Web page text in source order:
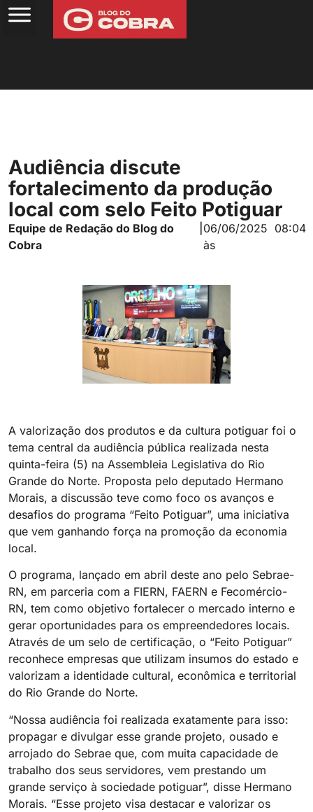
Audiência discute
fortalecimento da produção
local com selo Feito Potiguar
Equipe de Redação do Blog do
Cobra
06/06/2025
às
08:04
A valorização dos produtos e da cultura potiguar foi o
tema central da audiência pública realizada nesta
quinta-feira (5) na Assembleia Legislativa do Rio
Grande do Norte. Proposta pelo deputado Hermano
Morais, a discussão teve como foco os avanços e
desafios do programa “Feito Potiguar”, uma iniciativa
que vem ganhando força na promoção da economia
local.
O programa, lançado em abril deste ano pelo Sebrae-
RN, em parceria com a FIERN, FAERN e Fecomércio-
RN, tem como objetivo fortalecer o mercado interno e
gerar oportunidades para os empreendedores locais.
Através de um selo de certificação, o “Feito Potiguar”
reconhece empresas que utilizam insumos do estado e
valorizam a identidade cultural, econômica e territorial
do Rio Grande do Norte.
“Nossa audiência foi realizada exatamente para isso:
propagar e divulgar esse grande projeto, ousado e
arrojado do Sebrae que, com muita capacidade de
trabalho dos seus servidores, vem prestando um
grande serviço à sociedade potiguar”, disse Hermano
Morais. “Esse projeto visa destacar e valorizar os